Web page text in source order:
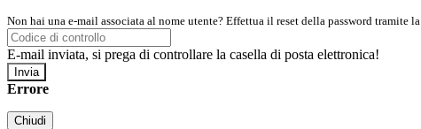
Non hai una e-mail associata al nome utente? Effettua il reset della password tramite la
E-mail inviata, si prega di controllare la casella di posta elettronica!
Errore
Chiudi